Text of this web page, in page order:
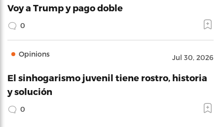
Voy a Trump y pago doble
0
Opinions Jul 30, 2026
El sinhogarismo juvenil tiene rostro, historia
y solución
0